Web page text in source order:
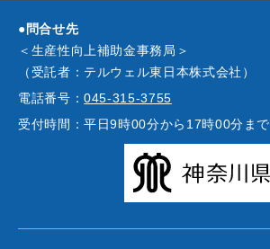
●問合せ先
＜生産性向上補助金事務局＞
（受託者：テルウェル東日本株式会社）
電話番号：045-315-3755
受付時間：平日9時00分から17時00分まで